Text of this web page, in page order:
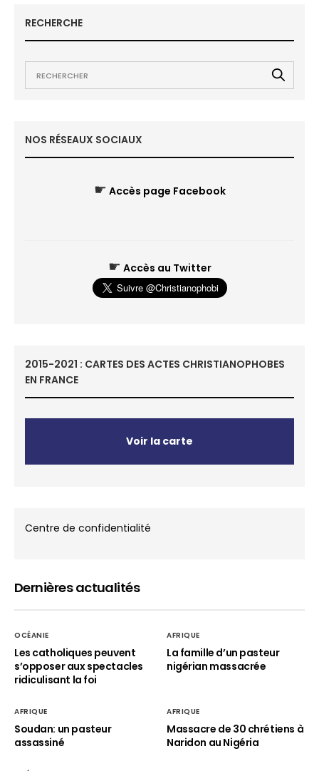
RECHERCHE
NOS RÉSEAUX SOCIAUX
☛ Accès page Facebook
☛ Accès au Twitter
2015-2021 : CARTES DES ACTES CHRISTIANOPHOBES
EN FRANCE
Voir la carte
Centre de confidentialité
Dernières actualités
OCÉANIE
Les catholiques peuvent
s’opposer aux spectacles
ridiculisant la foi
AFRIQUE
La famille d’un pasteur
nigérian massacrée
AFRIQUE
Soudan: un pasteur
assassiné
AFRIQUE
Massacre de 30 chrétiens à
Naridon au Nigéria